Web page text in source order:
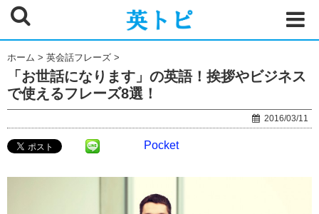
ホーム > 英会話フレーズ >
「お世話になります」の英語！挨拶やビジネス
で使えるフレーズ8選！
2016/03/11
Pocket